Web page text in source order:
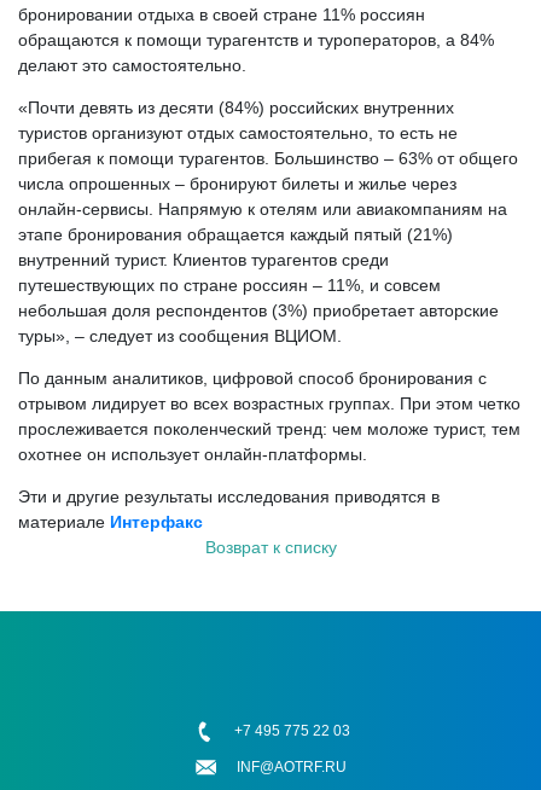
бронировании отдыха в своей стране 11% россиян
обращаются к помощи турагентств и туроператоров, а 84%
делают это самостоятельно.
«Почти девять из десяти (84%) российских внутренних
туристов организуют отдых самостоятельно, то есть не
прибегая к помощи турагентов. Большинство – 63% от общего
числа опрошенных – бронируют билеты и жилье через
онлайн-сервисы. Напрямую к отелям или авиакомпаниям на
этапе бронирования обращается каждый пятый (21%)
внутренний турист. Клиентов турагентов среди
путешествующих по стране россиян – 11%, и совсем
небольшая доля респондентов (3%) приобретает авторские
туры», – следует из сообщения ВЦИОМ.
По данным аналитиков, цифровой способ бронирования с
отрывом лидирует во всех возрастных группах. При этом четко
прослеживается поколенческий тренд: чем моложе турист, тем
охотнее он использует онлайн-платформы.
Эти и другие результаты исследования приводятся в
материале Интерфакс
Возврат к списку
+7 495 775 22 03
INF@AOTRF.RU